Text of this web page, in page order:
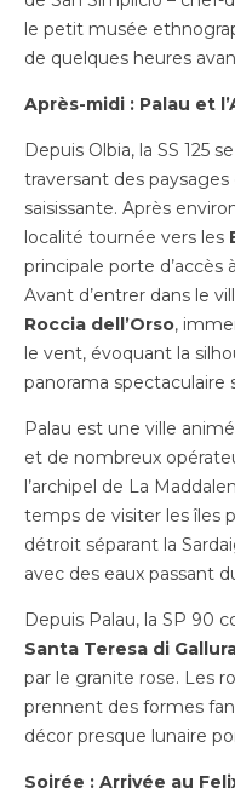
le petit musée
de quelques heures
Après-midi : Palau et
Depuis Olbia, la SS 125
traversant des
saisissante. Après
localité tournée vers les
principale porte d’accès
Avant d’entrer dans le
Roccia dell’Orso,
le vent, évoquant la
panorama spectaculaire
Palau est une ville
et de nombreux
l’archipel de La
temps de visiter les îles
détroit séparant la
avec des eaux passant
Depuis Palau, la SP 90
Santa Teresa di
par le granite rose. Les
prennent des formes
décor presque lunaire
Soirée : Arrivée au